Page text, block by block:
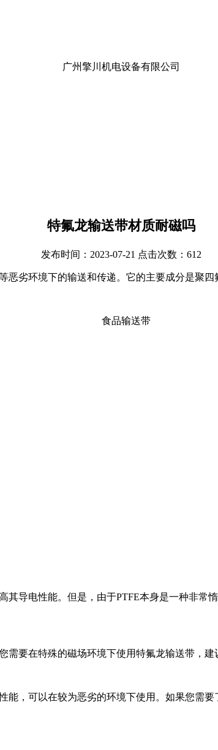
广州擎川机电设备有限公司
特氟龙输送带材质耐磁吗
发布时间：2023-07-21 点击次数：612
劣环境下的输送和传递。它的主要成分是聚四
导电性能。但是，由于PTFE本身是一种非常
要在特殊的磁场环境下使用特氟龙输送带，建
，可以在较为恶劣的环境下使用。如果您需